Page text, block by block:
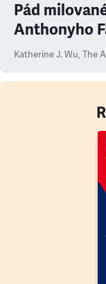
Pád
Anthonyho
Katherine J. Wu, The